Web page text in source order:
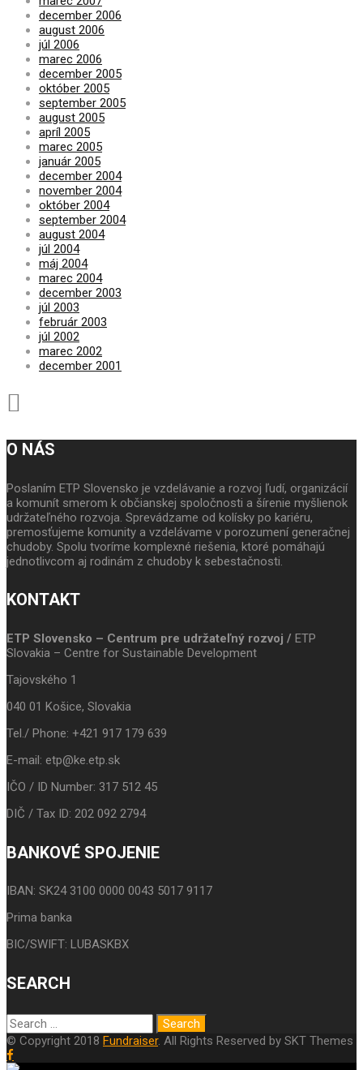
december 2006
august 2006
júl 2006
marec 2006
december 2005
október 2005
september 2005
august 2005
apríl 2005
marec 2005
január 2005
december 2004
november 2004
október 2004
september 2004
august 2004
júl 2004
máj 2004
marec 2004
december 2003
júl 2003
február 2003
júl 2002
marec 2002
december 2001
O NÁS
Poslaním ETP Slovensko je vzdelávanie a rozvoj ľudí, organizácií
a komunít smerom k občianskej spoločnosti a šírenie myšlienok
udržateľného rozvoja. Sprevádzame od kolísky po kariéru,
premosťujeme komunity a vzdelávame v porozumení generačnej
chudoby. Spolu tvoríme komplexné riešenia, ktoré pomáhajú
jednotlivcom aj rodinám z chudoby k sebestačnosti.
KONTAKT
ETP Slovensko – Centrum pre udržateľný rozvoj / ETP
Slovakia – Centre for Sustainable Development
Tajovského 1
040 01 Košice, Slovakia
Tel./ Phone: +421 917 179 639
E-mail: etp@ke.etp.sk
IČO / ID Number: 317 512 45
DIČ / Tax ID: 202 092 2794
BANKOVÉ SPOJENIE
IBAN: SK24 3100 0000 0043 5017 9117
Prima banka
BIC/SWIFT: LUBASKBX
SEARCH
© Copyright 2018 Fundraiser. All Rights Reserved by SKT Themes